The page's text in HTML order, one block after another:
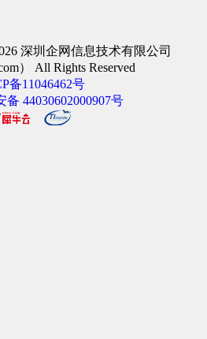
深圳企网信息技术有限公司
） All Rights Reserved
备11046462号
备 44030602000907号